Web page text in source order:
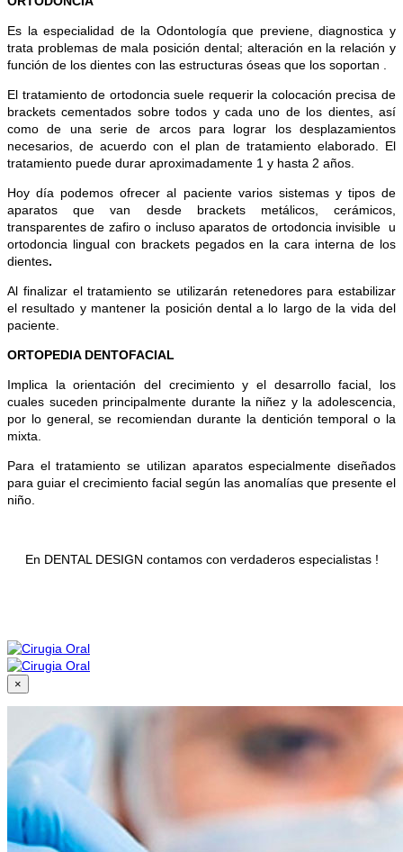
Es la especialidad de la Odontología que previene, diagnostica y
trata problemas de mala posición dental; alteración en la relación y
función de los dientes con las estructuras óseas que los soportan .
El tratamiento de ortodoncia suele requerir la colocación precisa de
brackets cementados sobre todos y cada uno de los dientes, así
como de una serie de arcos para lograr los desplazamientos
necesarios, de acuerdo con el plan de tratamiento elaborado. El
tratamiento puede durar aproximadamente 1 y hasta 2 años.
Hoy día podemos ofrecer al paciente varios sistemas y tipos de
aparatos que van desde brackets metálicos, cerámicos,
transparentes de zafiro o incluso aparatos de ortodoncia invisible u
ortodoncia lingual con brackets pegados en la cara interna de los
dientes.
Al finalizar el tratamiento se utilizarán retenedores para estabilizar
el resultado y mantener la posición dental a lo largo de la vida del
paciente.
ORTOPEDIA DENTOFACIAL
Implica la orientación del crecimiento y el desarrollo facial, los
cuales suceden principalmente durante la niñez y la adolescencia,
por lo general, se recomiendan durante la dentición temporal o la
mixta.
Para el tratamiento se utilizan aparatos especialmente diseñados
para guiar el crecimiento facial según las anomalías que presente el
niño.
En DENTAL DESIGN contamos con verdaderos especialistas !
×